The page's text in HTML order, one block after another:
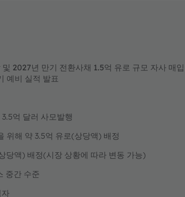
2027년 만기 전환사채 1.5억 유로 규모 자사 매입
예비 실적 발표
억 달러 사모발행
위해 약 3.5억 유로(상당액) 배정
당액) 배정(시장 상황에 따라 변동 가능)
중간 수준